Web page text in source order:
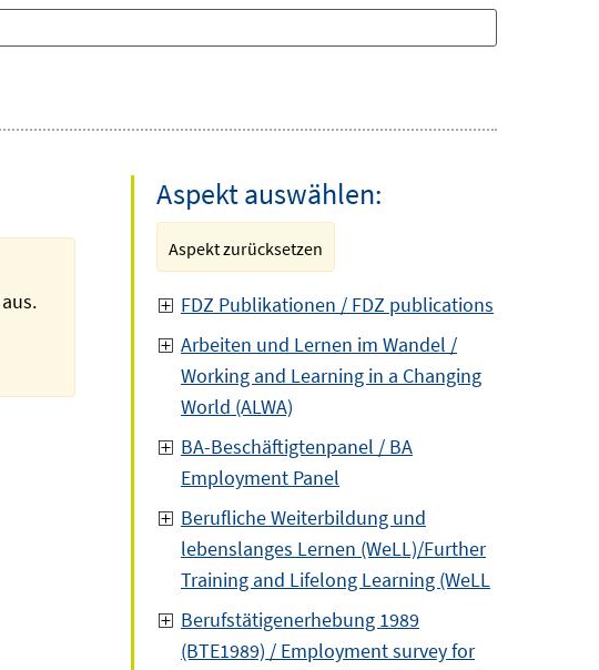
Aspekt auswählen:
Aspekt zurücksetzen
FDZ Publikationen / FDZ publications
Arbeiten und Lernen im Wandel /
Working and Learning in a Changing
World (ALWA)
BA-Beschäftigtenpanel / BA
Employment Panel
Berufliche Weiterbildung und
lebenslanges Lernen (WeLL)/Further
Training and Lifelong Learning (WeLL
Berufstätigenerhebung 1989
(BTE1989) / Employment survey for